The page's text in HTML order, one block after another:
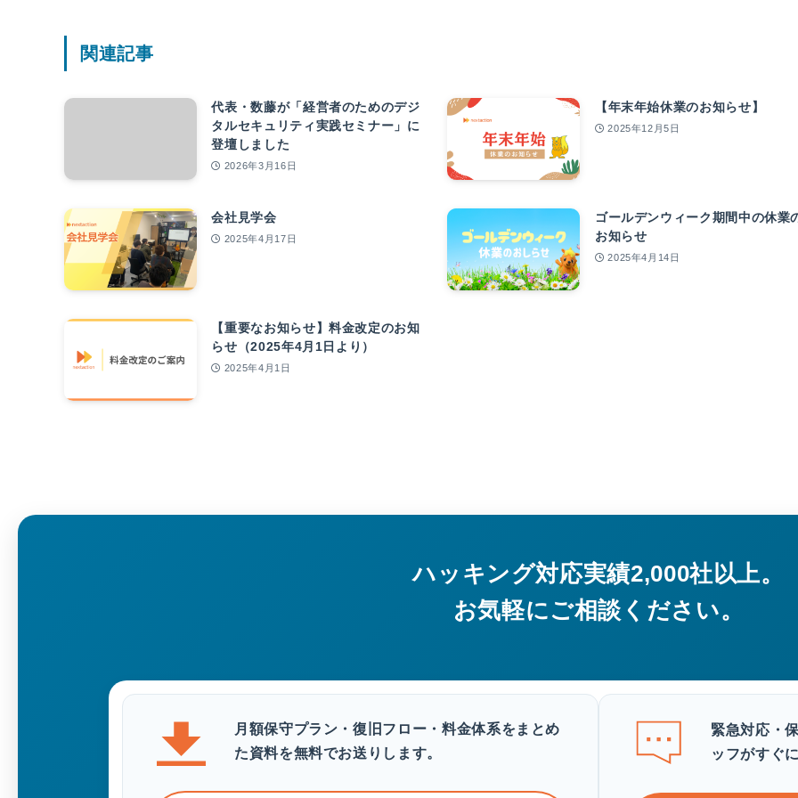
関連記事
代表・数藤が「経営者のためのデジ
タルセキュリティ実践セミナー」に
登壇しました
2026年3月16日
【年末年始休業のお知らせ】
2025年12月5日
会社見学会
2025年4月17日
ゴールデンウィーク期間中の休業
お知らせ
2025年4月14日
【重要なお知らせ】料金改定のお知
らせ（2025年4月1日より）
2025年4月1日
ハッキング対応実績2,000社以上。
お気軽にご相談ください。
月額保守プラン・復旧フロー・料金体系をまとめ
た資料を無料でお送りします。
緊急対応・
ッフがすぐ